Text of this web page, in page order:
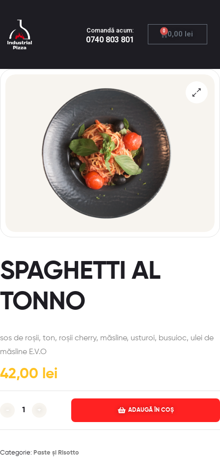
Comandă acum:
0740 803 801
0,00 lei
0
SPAGHETTI AL
TONNO
sos de roșii, ton, roșii cherry, măsline, usturoi, busuioc, ulei de
măsline E.V.O
42,00 lei
+ ADAUGĂ ÎN COȘ
Categorie: Paste și Risotto